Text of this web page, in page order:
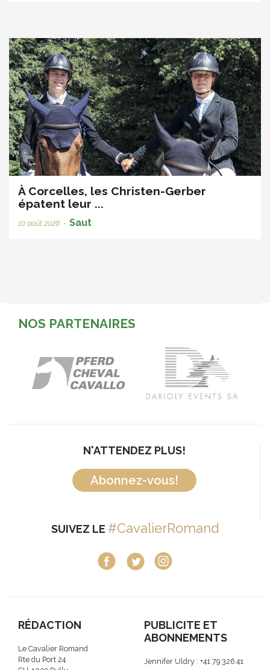
À Corcelles, les Christen-Gerber
épatent leur ...
10 août 2026 • Saut
NOS PARTENAIRES
N'ATTENDEZ PLUS!
Abonnez-vous!
SUIVEZ LE #CavalierRomand
RÉDACTION
Le Cavalier Romand
Rte du Port 24
PUBLICITE ET
ABONNEMENTS
Jennifer Uldry : +41 79 326 41